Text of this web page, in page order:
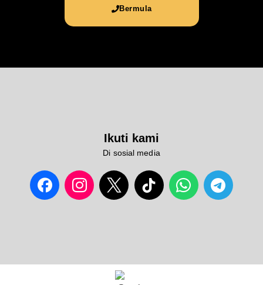
Bermula
Ikuti kami
Di sosial media